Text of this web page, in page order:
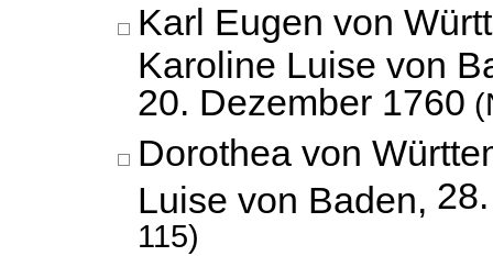
Karl Eugen von
Karoline Luise von
20. Dezember 1760
Dorothea von
Luise von Baden,
115)